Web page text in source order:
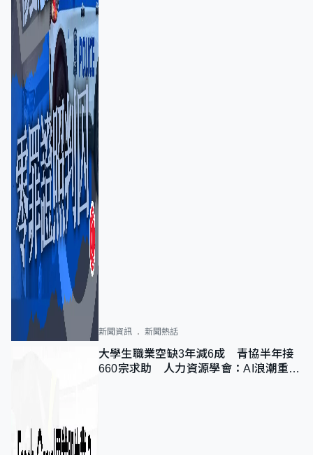
新聞資訊 新聞熱話
大學生職業空缺3年減6成 青協半年接
660宗求助 人力資源學會：AI浪潮重整